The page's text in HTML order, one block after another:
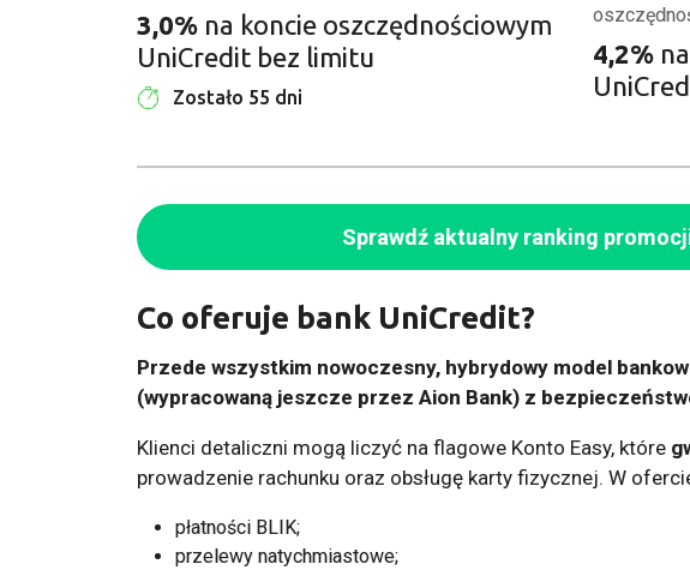
3,0% na koncie oszczędnościowym
UniCredit bez limitu
Zostało 55 dni
4,2%
Sprawdź aktualny ranking
Co oferuje bank UniCredit?
Przede wszystkim nowoczesny, hybrydowy model
(wypracowaną jeszcze przez Aion Bank) z
Klienci detaliczni mogą liczyć na flagowe Konto Easy, które
prowadzenie rachunku oraz obsługę karty fizycznej. W
płatności BLIK;
przelewy natychmiastowe;